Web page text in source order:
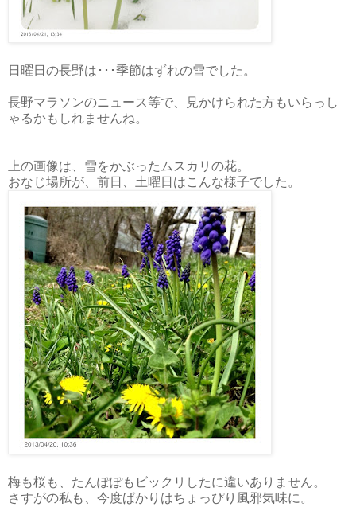
日曜日の長野は･･･季節はずれの雪でした。
長野マラソンのニュース等で、見かけられた方もいらっし
ゃるかもしれませんね。
上の画像は、雪をかぶったムスカリの花。
おなじ場所が、前日、土曜日はこんな様子でした。
梅も桜も、たんぽぽもビックリしたに違いありません。
さすがの私も、今度ばかりはちょっぴり風邪気味に。